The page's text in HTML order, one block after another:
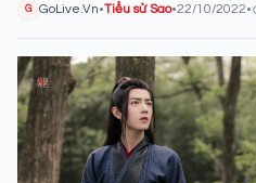
G GoLive.Vn•Tiểu sử Sao•22/10/2022•